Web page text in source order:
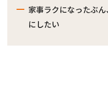
家事ラクになったぶ
にしたい